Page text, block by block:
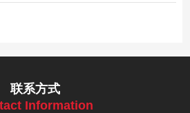
时。还想知道制砂机 3000 吨一套多少
联系方式
Information